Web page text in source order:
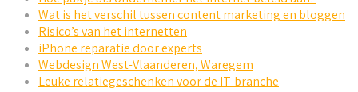
Wat is het verschil tussen content marketing en bloggen
Risico’s van het internetten
iPhone reparatie door experts
Webdesign West-Vlaanderen, Waregem
Leuke relatiegeschenken voor de IT-branche